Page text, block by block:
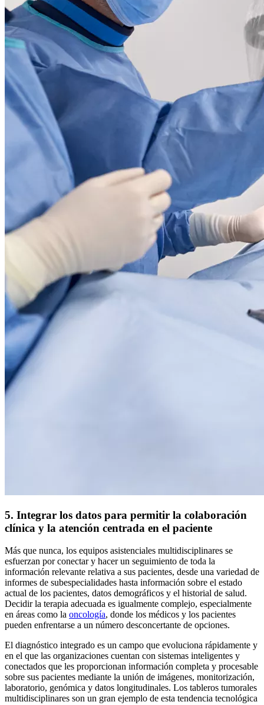
5. Integrar los datos para permitir la colaboración
clínica y la atención centrada en el paciente
Más que nunca, los equipos asistenciales multidisciplinares se
esfuerzan por conectar y hacer un seguimiento de toda la
información relevante relativa a sus pacientes, desde una variedad de
informes de subespecialidades hasta información sobre el estado
actual de los pacientes, datos demográficos y el historial de salud.
Decidir la terapia adecuada es igualmente complejo, especialmente
en áreas como la oncología, donde los médicos y los pacientes
pueden enfrentarse a un número desconcertante de opciones.
El diagnóstico integrado es un campo que evoluciona rápidamente y
en el que las organizaciones cuentan con sistemas inteligentes y
conectados que les proporcionan información completa y procesable
sobre sus pacientes mediante la unión de imágenes, monitorización,
laboratorio, genómica y datos longitudinales. Los tableros tumorales
multidisciplinares son un gran ejemplo de esta tendencia tecnológica